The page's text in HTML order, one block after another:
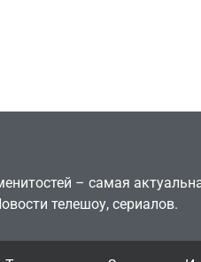
– самая
телешоу, сериалов.